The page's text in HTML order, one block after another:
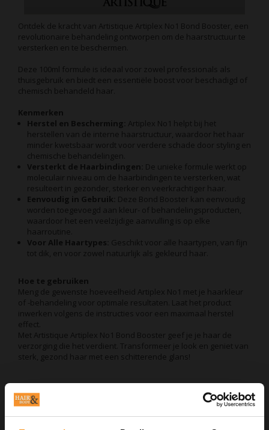
Ontdek de kracht van Artistique Artiplex No1 Bond Booster, een
revolutionaire behandeling ontworpen om de haarstructuur te
versterken en te beschermen.
Deze 100ml formule is ideaal voor zowel professionals als
thuisgebruik en biedt een essentiële boost voor beschadigd of
chemisch behandeld haar.
Kenmerken
Herstel en Bescherming: Artiplex No1 helpt bij het
herstellen van de interne haarstructuur, waardoor het haar
minder kwetsbaar wordt voor verdere schade door styling en
chemische behandelingen.
Versterkt de Haarbindingen: De unieke formule werkt op
moleculair niveau om de haarbindingen te versterken, wat
resulteert in gezonder, sterker en veerkrachtiger haar.
Eenvoudig in Gebruik: Deze Bond Booster kan eenvoudig
worden toegevoegd aan kleur- of behandelingsproducten,
waardoor het een veelzijdige aanvulling is op elke
haarroutine.
Voor Alle Haartypes: Geschikt voor alle haartypen, van fijn
tot dik, en voor zowel natuurlijk als gekleurd haar.
Hoe te gebruiken
Meng de gewenste hoeveelheid Artiplex No1 met je haarkleur
of -behandeling voor optimale resultaten. Laat het product
inwerken volgens de instructies voor een maximaal herstel
effect.
Met Artistique Artiplex No1 Bond Booster geef je je haar de
verzorging die het verdient. Transformeer je look en geniet van
sterk, gezond haar met een schitterende glans!